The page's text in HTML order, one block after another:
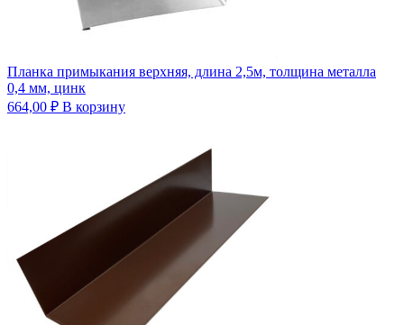
Планка примыкания верхняя, длина 2,5м, толщина металла
0,4 мм, цинк
664,00 ₽ В корзину